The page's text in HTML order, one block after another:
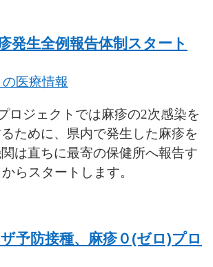
発生全例報告体制スタート
医療情報
ロジェクトでは麻疹の2次感染を
ために、県内で発生した麻疹を
は直ちに最寄の保健所へ報告す
らスタートします。
予防接種、麻疹０(ゼロ)プロ